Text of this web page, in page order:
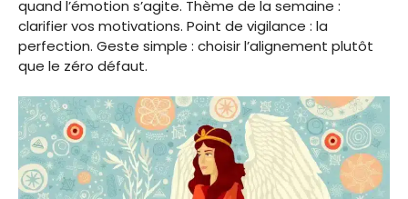
quand l’émotion s’agite. Thème de la semaine :
clarifier vos motivations. Point de vigilance : la
perfection. Geste simple : choisir l’alignement plutôt
que le zéro défaut.